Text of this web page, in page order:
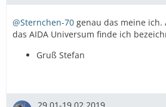
@Sternchen-70 genau das meine
das AIDA Universum finde ich
Gruß Stefan
29.01-19.02.2019